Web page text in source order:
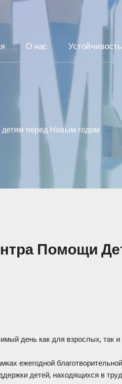
О нас Устойчивость
перед Новым годом
Помощи
день как для взрослых, так и
ежегодной
детей, находящихся в